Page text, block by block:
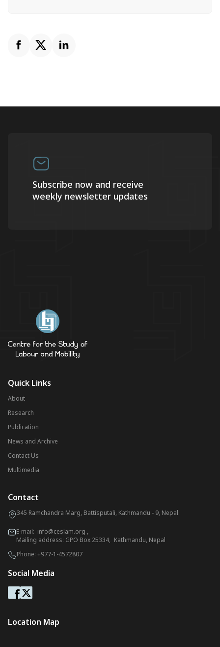
Subscribe now and receive
weekly newsletter updates
Quick Links
About
Research
Publication
News and Archive
Contact Us
Multimedia
Contact
345 Ramchandra Marg, Battisputali, Kathmandu - 9, Nepal
E-mail: info@ceslam.org ,
Mailing address: GPO Box 25334, Kathmandu, Nepal
Phone: +977-1-4572807
Social Media
Location Map